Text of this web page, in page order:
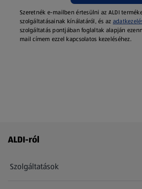
Szeretnék e-mailben értesülni az ALDI
szolgáltatásainak kínálatáról, és az
szolgáltatás pontjában foglaltak alapján
mail címem ezzel kapcsolatos kezeléséhez.
Láblécmenü - további linkek
ALDI-ról
Szolgáltatások